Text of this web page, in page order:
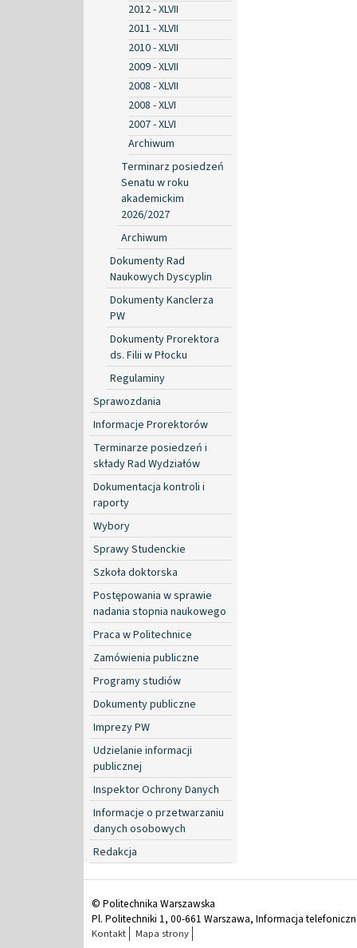
2012 - XLVII
2011 - XLVII
2010 - XLVII
2009 - XLVII
2008 - XLVII
2008 - XLVI
2007 - XLVI
Archiwum
Terminarz posiedzeń
Senatu w roku
akademickim
2026/2027
Archiwum
Dokumenty Rad
Naukowych Dyscyplin
Dokumenty Kanclerza
PW
Dokumenty Prorektora
ds. Filii w Płocku
Regulaminy
Sprawozdania
Informacje Prorektorów
Terminarze posiedzeń i
składy Rad Wydziałów
Dokumentacja kontroli i
raporty
Wybory
Sprawy Studenckie
Szkoła doktorska
Postępowania w sprawie
nadania stopnia naukowego
Praca w Politechnice
Zamówienia publiczne
Programy studiów
Dokumenty publiczne
Imprezy PW
Udzielanie informacji
publicznej
Inspektor Ochrony Danych
Informacje o przetwarzaniu
danych osobowych
Redakcja
© Politechnika Warszawska
Pl. Politechniki 1, 00-661 Warszawa, Informacja
Kontakt Mapa strony